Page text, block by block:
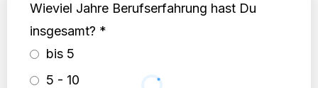
Wieviel Jahre Berufserfahrung hast Du
insgesamt? *
bis 5
5 - 10